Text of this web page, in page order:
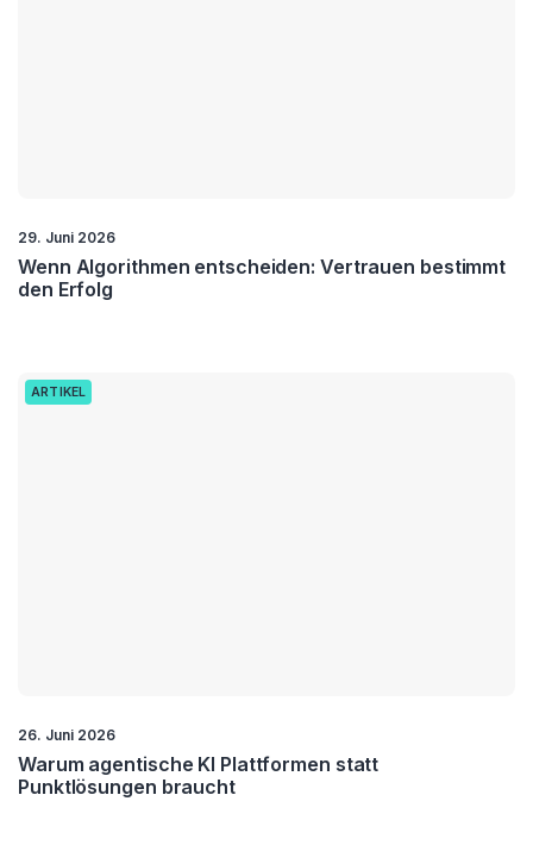
29. Juni 2026
Wenn Algorithmen entscheiden: Vertrauen bestimmt
den Erfolg
ARTIKEL
26. Juni 2026
Warum agentische KI Plattformen statt
Punktlösungen braucht